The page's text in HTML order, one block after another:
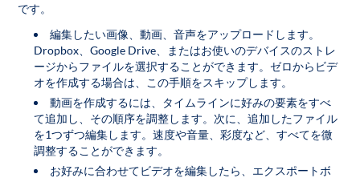
です。
編集したい画像、動画、音声をアップロードします。
Dropbox、Google Drive、またはお使いのデバイスのストレ
ージからファイルを選択することができます。ゼロからビデ
オを作成する場合は、この手順をスキップします。
動画を作成するには、タイムラインに好みの要素をすべ
て追加し、その順序を調整します。次に、追加したファイル
を1つずつ編集します。速度や音量、彩度など、すべてを微
調整することができます。
お好みに合わせてビデオを編集したら、エクスポートボ